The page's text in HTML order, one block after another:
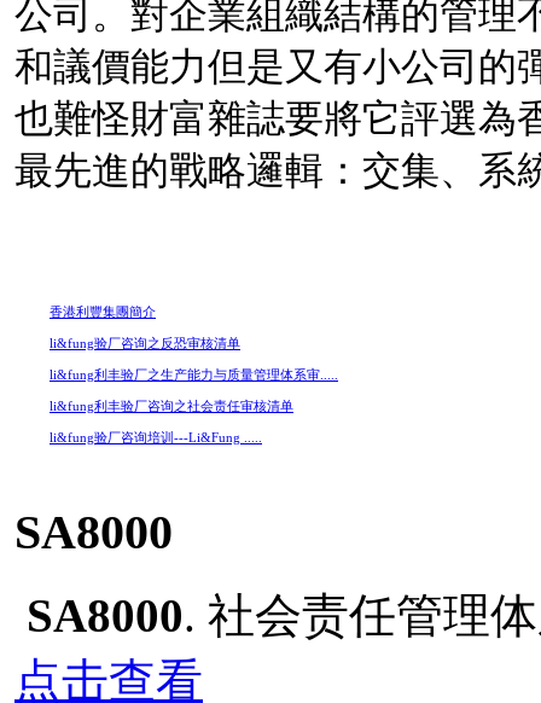
公司。對企業組織結構的管理
和議價能力但是又有小公司的
也難怪財富雜誌要將它評選為
最先進的戰略邏輯：交集、系
香港利豐集團簡介
li&fung验厂咨询之反恐审核清单
li&fung利丰验厂之生产能力与质量管理体系审.....
li&fung利丰验厂咨询之社会责任审核清单
li&fung验厂咨询培训---Li&Fung .....
SA8000
SA8000. 社会责任管理
点击查看